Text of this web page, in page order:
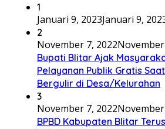
1
Januari 9, 2023Januari 9,
2
November 7, 2022
Bupati Blitar Ajak
Pelayanan Publik Gratis
Bergulir di Desa/Kelurahan
3
November 7, 2022
BPBD Kabupaten Blitar